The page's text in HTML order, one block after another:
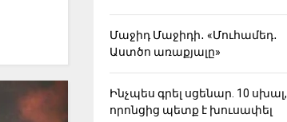
Մաջիդ Մաջիդի․ «Մուհամեդ․
Աստծո առաքյալը»
Ինչպես գրել սցենար. 10 սխալ,
որոնցից պետք է խուսափել